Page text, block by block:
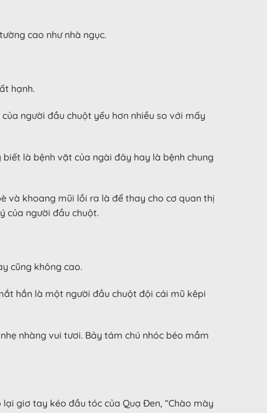
cao như nhà ngục.
hạnh.
người đầu chuột yếu hơn nhiều so với mấy
là bệnh vặt của ngài đây hay là bệnh chung
và khoang mũi lồi ra là để thay cho cơ quan thị
của người đầu chuột.
cũng không cao.
hắn là một người đầu chuột đội cái mũ kêpi
nhàng vui tươi. Bảy tám chú nhóc béo mầm
giơ tay kéo đầu tóc của Quạ Đen, “Chào mày